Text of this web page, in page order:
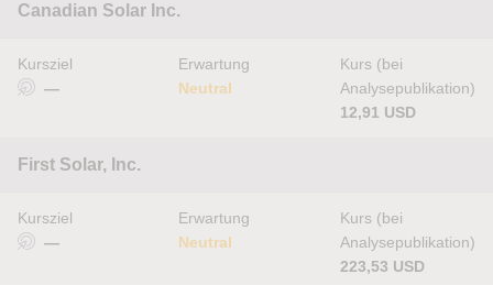
Canadian Solar Inc.
Kursziel
—
Erwartung
Neutral
Kurs (bei
Analysepublikation)
12,91 USD
First Solar, Inc.
Kursziel
—
Erwartung
Neutral
Kurs (bei
Analysepublikation)
223,53 USD